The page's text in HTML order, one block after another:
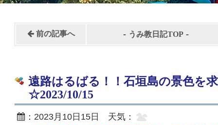
前の記事へ - うみ教日記TOP -
遠路はるばる！！石垣島の景色を
☆2023/10/15
：2023月10日15日 天気：